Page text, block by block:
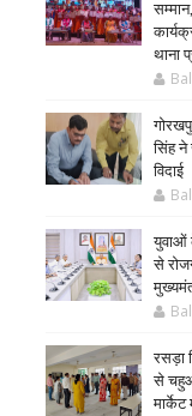
थाना
सिंह ने
विदाई
युवाओं
से
रसड़ा
से